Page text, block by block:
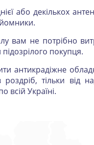
або декількох
вам не потрібно
покупця.
антикрадіжне
тільки від
всій Україні.